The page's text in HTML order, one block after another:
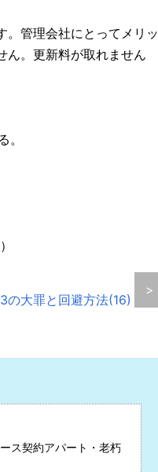
管理会社にとってメリッ
ん。更新料が取れません
の大罪と回避方法(16)
>
ス契約アパート・老朽